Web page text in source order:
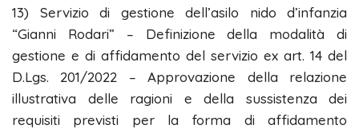
13) Servizio di gestione dell’asilo nido d’infanzia
“Gianni Rodari” – Definizione della modalità di
gestione e di affidamento del servizio ex art. 14 del
D.Lgs. 201/2022 – Approvazione della relazione
illustrativa delle ragioni e della sussistenza dei
requisiti previsti per la forma di affidamento